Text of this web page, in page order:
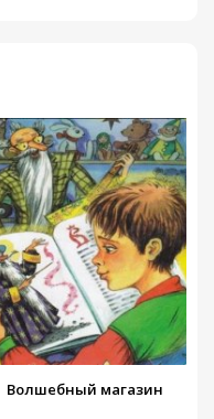
Волшебный магазин